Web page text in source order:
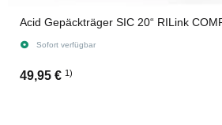
Acid Gepäckträger SIC 20“ RILink
Sofort verfügbar
49,95 € 1)